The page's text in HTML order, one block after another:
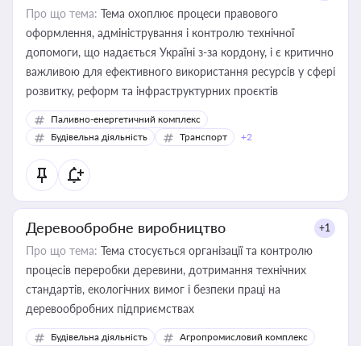
Про що тема: Тема охоплює процеси правового
оформлення, адміністрування і контролю технічної
допомоги, що надається Україні з-за кордону, і є критично
важливою для ефективного використання ресурсів у сфері
розвитку, реформ та інфраструктурних проєктів
Паливно-енергетичний комплекс
Будівельна діяльність
Транспорт +2
Деревообробне виробництво +1
Про що тема: Тема стосується організації та контролю
процесів переробки деревини, дотримання технічних
стандартів, екологічних вимог і безпеки праці на
деревообробних підприємствах
Будівельна діяльність Агропромисловий комплекс